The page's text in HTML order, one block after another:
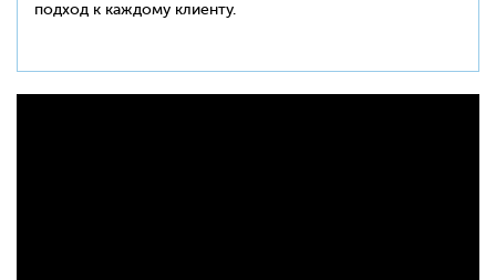
подход к каждому клиенту.